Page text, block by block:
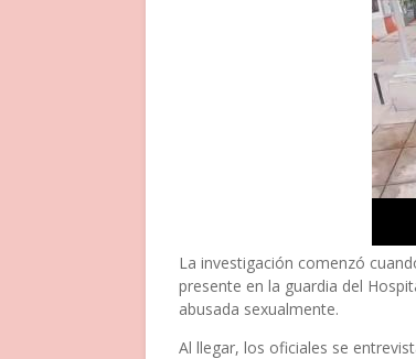
La investigación comenzó
presente en la guardia del
abusada sexualmente.
Al llegar, los oficiales se